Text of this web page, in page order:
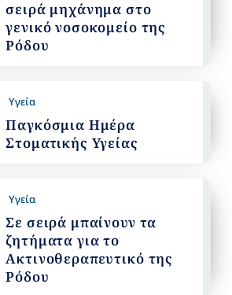
σειρά μηχάνημα στο
γενικό νοσοκομείο της
Ρόδου
Υγεία
Παγκόσμια Ημέρα
Στοματικής Υγείας
Υγεία
Σε σειρά μπαίνουν τα
ζητήματα για το
Ακτινοθεραπευτικό της
Ρόδου